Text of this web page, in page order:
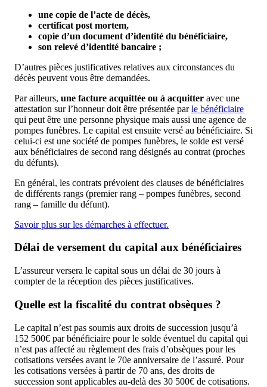
une copie de l’acte de décès,
certificat post mortem,
copie d’un document d’identité du bénéficiaire,
son relevé d’identité bancaire ;
D’autres pièces justificatives relatives aux circonstances du
décès peuvent vous être demandées.
Par ailleurs, une facture acquittée ou à acquitter avec une
attestation sur l’honneur doit être présentée parle bénéficiaire
qui peut être une personne physique mais aussi une agence de
pompes funèbres. Le capital est ensuite versé au bénéficiaire. Si
celui-ci est une société de pompes funèbres, le solde est versé
aux bénéficiaires de second rang désignés au contrat (proches
du défunts).
En général, les contrats prévoient des clauses de bénéficiaires
de différents rangs (premier rang – pompes funèbres, second
rang – famille du défunt).
Savoir plus sur les démarches à effectuer.
Délai de versement du capital aux bénéficiaires
L’assureur versera le capital sous un délai de 30 jours à
compter de la réception des pièces justificatives.
Quelle est la fiscalité du contrat obsèques ?
Le capital n’est pas soumis aux droits de succession jusqu’à
152 500€ par bénéficiaire pour le solde éventuel du capital qui
n’est pas affecté au règlement des frais d’obsèques pour les
cotisations versées avant le 70e anniversaire de l’assuré. Pour
les cotisations versées à partir de 70 ans, des droits de
succession sont applicables au-delà des 30 500€ de cotisations.